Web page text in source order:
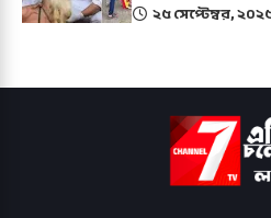
২৫ সেপ্টেম্বর,